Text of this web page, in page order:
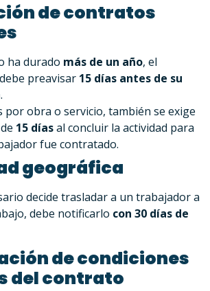
de contratos
ha durado más de un año, el
preavisar 15 días antes de su
.
por obra o servicio, también se exige
15 díasal concluir la actividad para
fue contratado.
geográfica
decide trasladar a un trabajador a
debe notificarlo con 30 días de
de condiciones
del contrato